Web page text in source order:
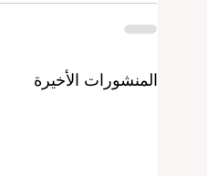
المنشورات الأخيرة